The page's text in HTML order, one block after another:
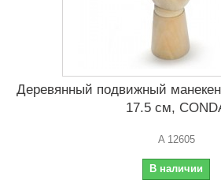
Деревянный подвижный
17.5 см,
A 12605
В наличии